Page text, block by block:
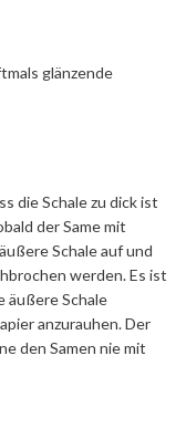
glänzende
die Schale zu dick ist
der Same mit
Schale auf und
werden. Es ist
äußere Schale
anzurauhen. Der
den Samen nie mit